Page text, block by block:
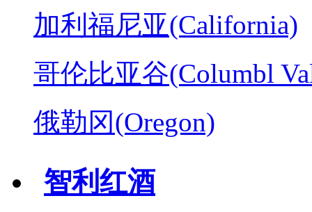
加利福尼亚(California)
哥伦比亚谷(Columbl
俄勒冈(Oregon)
智利红酒